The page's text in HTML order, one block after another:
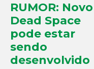
RUMOR: Novo
Dead Space
pode estar
sendo
desenvolvido